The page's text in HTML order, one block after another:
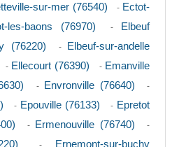
sur-mer (76540) - Ectot-
les-baons (76970) -
Elbeuf
(76220) -
Elbeuf-sur-andelle
- Ellecourt (76390) - Emanville
- Envronville (76640) -
- Epouville (76133) - Epretot
- Ermenouville (76740) -
Ernemont-sur-buchy